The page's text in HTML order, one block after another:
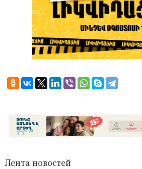
Лента новостей